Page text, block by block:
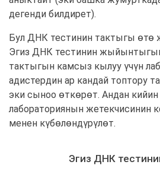
дегенди билдирет).
Бул ДНК тестинин тактыгы өтө
Эгиз ДНК тестинин
тактыгын камсыз кылуу үчүн
адистердин ар кандай топтору
эки сыноо өткөрөт. Андан
лабораториянын жетекчисинин
менен күбөлөндүрүлөт.
Эгиз ДНК